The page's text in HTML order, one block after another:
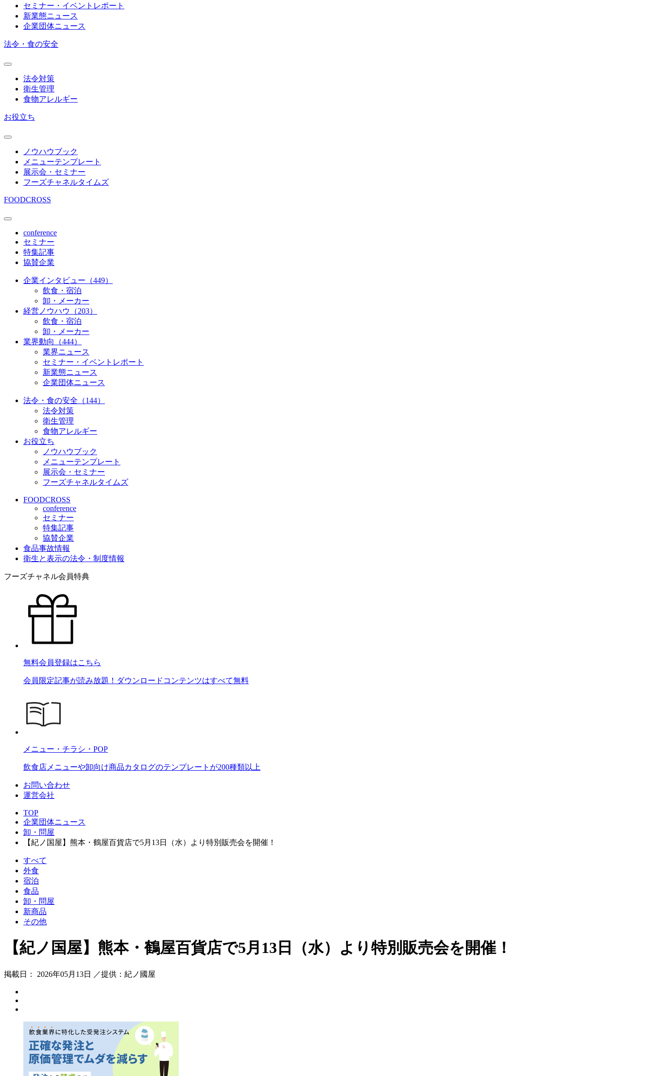
セミナー・イベントレポート
新業態ニュース
企業団体ニュース
法令・食の安全
法令対策
衛生管理
食物アレルギー
お役立ち
ノウハウブック
メニューテンプレート
展示会・セミナー
フーズチャネルタイムズ
FOODCROSS
conference
セミナー
特集記事
協賛企業
企業インタビュー（449）
飲食・宿泊
卸・メーカー
経営ノウハウ（203）
飲食・宿泊
卸・メーカー
業界動向（444）
業界ニュース
セミナー・イベントレポート
新業態ニュース
企業団体ニュース
法令・食の安全（144）
法令対策
衛生管理
食物アレルギー
お役立ち
ノウハウブック
メニューテンプレート
展示会・セミナー
フーズチャネルタイムズ
FOODCROSS
conference
セミナー
特集記事
協賛企業
食品事故情報
衛生と表示の法令・制度情報
フーズチャネル会員特典
無料会員登録はこちら
会員限定記事が読み放題！ダウンロードコンテンツはすべて無料
メニュー・チラシ・POP
飲食店メニューや卸向け商品カタログのテンプレートが200種類以上
お問い合わせ
運営会社
TOP
企業団体ニュース
卸・問屋
【紀ノ国屋】熊本・鶴屋百貨店で5月13日（水）より特別販売会を開催！
すべて
外食
宿泊
食品
卸・問屋
新商品
その他
【紀ノ国屋】熊本・鶴屋百貨店で5月13日（水）より特別販売会を開催！
掲載日： 2026年05月13日 ／提供：紀ノ國屋